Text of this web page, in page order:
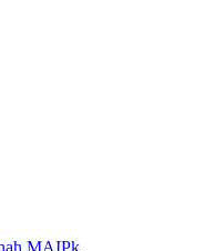
MAIPk